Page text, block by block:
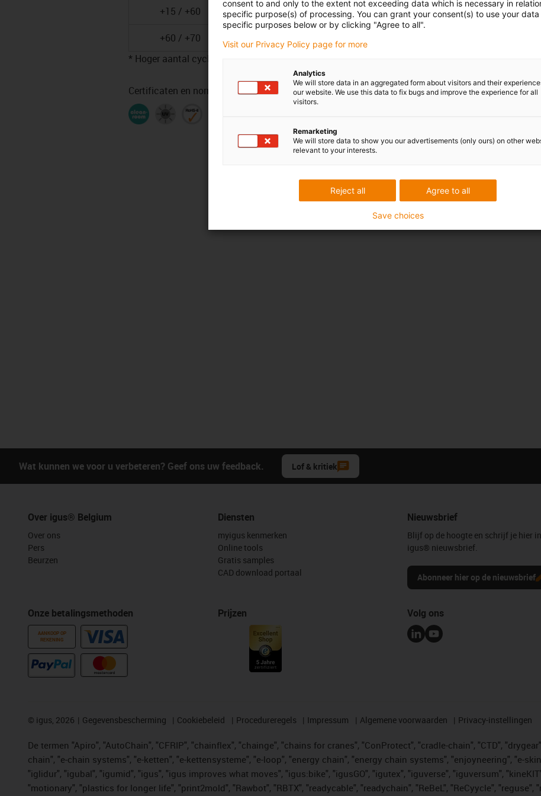
+15 / +60 5 6 7
+60 / +70
* Hoger aantal cycli mogelijk - gebruik de levensduurcalculator-functie op deze pagina.
Certificaten en normen
Wat kunnen we voor u verbeteren? Geef ons uw feedback. Lof & kritiek
Over igus® Belgium
Over ons
Pers
Beurzen
Onze betalingsmethoden
AANKOOP OP
REKENING
Diensten
myigus kenmerken
Online tools
Gratis samples
CAD download portaal
Prijzen
Nieuwsbrief
Blijf op de hoogte en schrijf je hier
igus® nieuwsbrief.
Abonneer hier op de nieuwsbrief
Volg ons
© igus, 2026 Gegevensbescherming Cookiebeleid Procedureregels Impressum Algemene voorwaarden Privacy-instellingen
De termen "Apiro", "AutoChain", "CFRIP", "chainflex", "chainge", "chains for cranes", "ConProtect", "cradle-chain", "CTD",
chain", "e-chain systems", "e-ketten", "e-kettensysteme", "e-loop", "energy chain", "energy chain systems", "enjoyneering", "e-
"iglidur", "igubal", "igumid", "igus", "igus improves what moves", "igus:bike", "igusGO", "igutex", "iguverse", "iguversum",
"motionary", "plastics for longer life", "print2mold", "Rawbot", "RBTX", "readycable", "readychain", "ReBeL", "ReCyycle",
consent to and only to the extent not exceeding data which is necessary in
specific purpose(s) of processing. You can grant your consent(s) to use your
specific purposes below or by clicking "Agree to all".
Visit our Privacy Policy page for more
Analytics
We will store data in an aggregated form about visitors and their
our website. We use this data to fix bugs and improve the experience for all
visitors.
Remarketing
We will store data to show you our advertisements (only ours) on other
relevant to your interests.
Agree to all
Reject all
Save choices